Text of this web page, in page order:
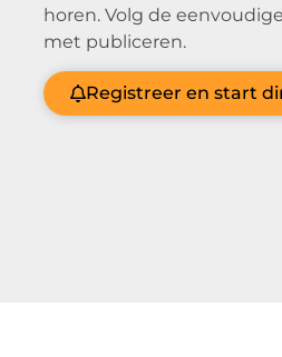
horen. Volg de
met publiceren.
Registreer en start